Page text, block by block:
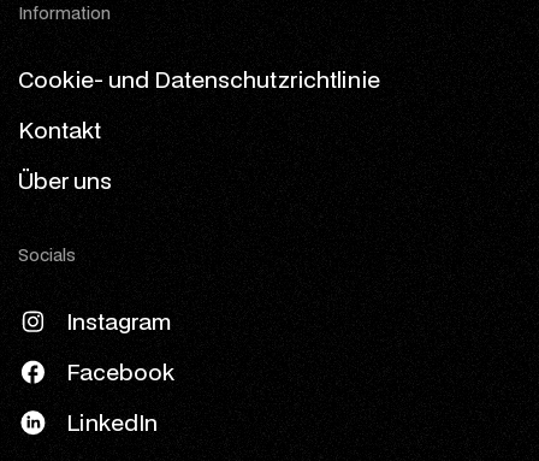
Information
Cookie- und Datenschutzrichtlinie
Kontakt
Über uns
Socials
Instagram
Facebook
LinkedIn